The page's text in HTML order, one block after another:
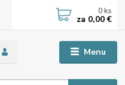
Menu
0 ks
za 0,00 €